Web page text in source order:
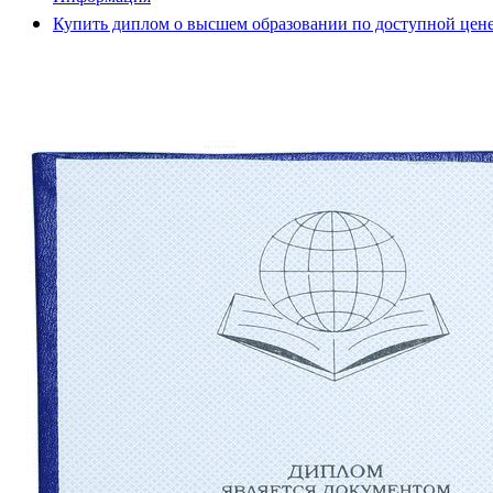
Купить диплом о высшем образовании по доступной